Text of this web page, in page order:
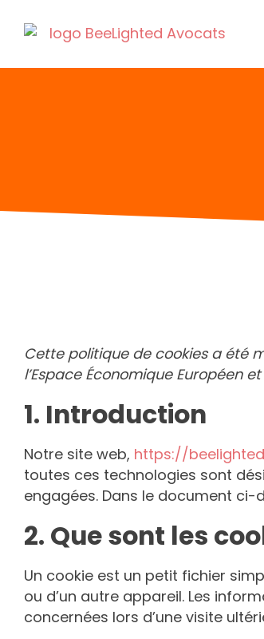
Cette politique de cookies a été
l’Espace Économique Européen
1. Introduction
Notre site web, https://
toutes ces technologies sont
engagées. Dans le document ci-
2. Que sont les
Un cookie est un petit fichier
ou d’un autre appareil. Les
concernées lors d’une visite